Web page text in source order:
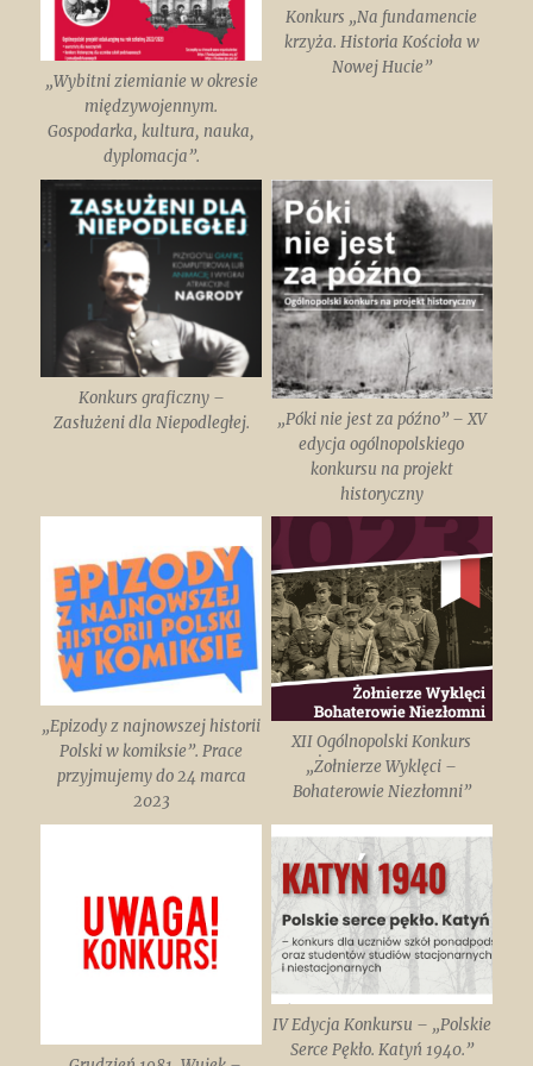
„Wybitni ziemianie w okresie
międzywojennym.
Gospodarka, kultura, nauka,
dyplomacja”.
Konkurs „Na fundamencie
krzyża. Historia Kościoła w
Nowej Hucie”
Konkurs graficzny –
Zasłużeni dla Niepodległej.
„Póki nie jest za późno” – XV
edycja ogólnopolskiego
konkursu na projekt
historyczny
„Epizody z najnowszej historii
Polski w komiksie”. Prace
przyjmujemy do 24 marca
2023
XII Ogólnopolski Konkurs
„Żołnierze Wyklęci –
Bohaterowie Niezłomni”
IV Edycja Konkursu – „Polskie
Serce Pękło. Katyń 1940.”